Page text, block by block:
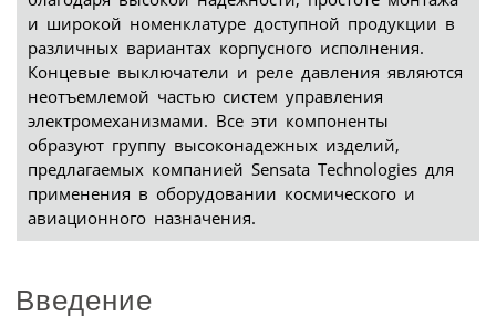
и широкой номенклатуре доступной продукции в
различных вариантах корпусного исполнения.
Концевые выключатели и реле давления являются
неотъемлемой частью систем управления
электромеханизмами. Все эти компоненты
образуют группу высоконадежных изделий,
предлагаемых компанией Sensata Technologies для
применения в оборудовании космического и
авиационного назначения.
Введение